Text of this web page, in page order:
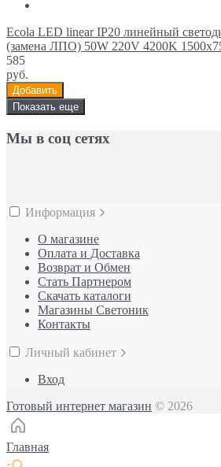
Ecola LED linear IP20 линейный
(замена ЛПО) 50W 220V 4200K
585
руб.
Добавить
Показать еще
Мы в соц сетях
Информация
О магазине
Оплата и Доставка
Возврат и Обмен
Стать Партнером
Скачать каталоги
Магазины Светоник
Контакты
Личный кабинет
Вход
Готовый интернет магазин © 2026
Главная